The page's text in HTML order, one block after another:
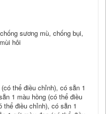
sương mù, chống bụi,
hôi
thể điều chỉnh), có sẵn 1
1 màu hồng (có thể điều
thể điều chỉnh), có sẵn 1